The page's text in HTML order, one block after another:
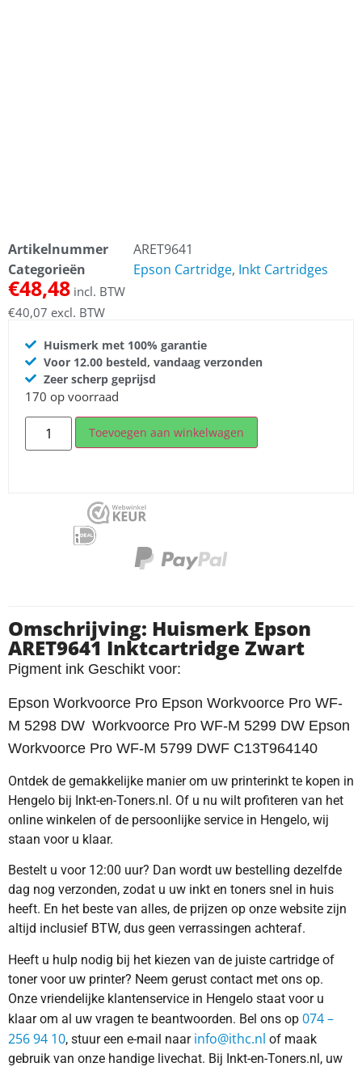
Artikelnummer
ARET9641
Categorieën
Epson Cartridge, Inkt Cartridges
€48,48 incl. BTW
€40,07 excl. BTW
Huismerk met 100% garantie
Voor 12.00 besteld, vandaag verzonden
Zeer scherp geprijsd
170 op voorraad
Toevoegen aan winkelwagen
Omschrijving: Huismerk Epson
ARET9641 Inktcartridge Zwart
Pigment ink Geschikt voor:
Epson Workvoorce Pro Epson Workvoorce Pro WF-
M 5298 DW Workvoorce Pro WF-M 5299 DW Epson
Workvoorce Pro WF-M 5799 DWF C13T964140
Ontdek de gemakkelijke manier om uw printerinkt te kopen in
Hengelo bij Inkt-en-Toners.nl. Of u nu wilt profiteren van het
online winkelen of de persoonlijke service in Hengelo, wij
staan voor u klaar.
Bestelt u voor 12:00 uur? Dan wordt uw bestelling dezelfde
dag nog verzonden, zodat u uw inkt en toners snel in huis
heeft. En het beste van alles, de prijzen op onze website zijn
altijd inclusief BTW, dus geen verrassingen achteraf.
Heeft u hulp nodig bij het kiezen van de juiste cartridge of
toner voor uw printer? Neem gerust contact met ons op.
Onze vriendelijke klantenservice in Hengelo staat voor u
klaar om al uw vragen te beantwoorden. Bel ons op 074 –
256 94 10, stuur een e-mail naar info@ithc.nl of maak
gebruik van onze handige livechat. Bij Inkt-en-Toners.nl, uw